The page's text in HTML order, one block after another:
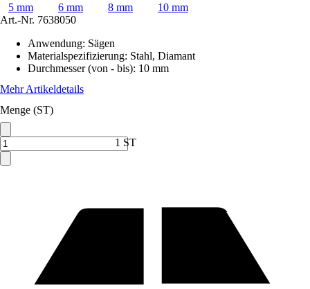
5 mm
6 mm 8 mm
10 mm
Art.-Nr. 7638050
Anwendung: Sägen
Materialspezifizierung: Stahl, Diamant
Durchmesser (von - bis): 10 mm
Mehr Artikeldetails
Menge (ST)
1 ST